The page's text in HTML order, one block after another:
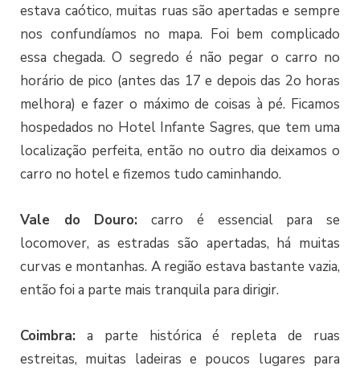
estava caótico, muitas ruas são apertadas e sempre
nos confundíamos no mapa. Foi bem complicado
essa chegada. O segredo é não pegar o carro no
horário de pico (antes das 17 e depois das 2o horas
melhora) e fazer o máximo de coisas à pé. Ficamos
hospedados no Hotel Infante Sagres, que tem uma
localização perfeita, então no outro dia deixamos o
carro no hotel e fizemos tudo caminhando.
Vale do Douro: carro é essencial para se
locomover, as estradas são apertadas, há muitas
curvas e montanhas. A região estava bastante vazia,
então foi a parte mais tranquila para dirigir.
Coimbra: a parte histórica é repleta de ruas
estreitas, muitas ladeiras e poucos lugares para